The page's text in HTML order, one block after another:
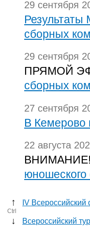
29 сентября
Результаты
сборных
29 сентября
ПРЯМОЙ
сборных
27 сентября
В Кемерово
22 августа
ВНИМАНИЕ!
↑ IV
Ctrl
↓ Всероссийский